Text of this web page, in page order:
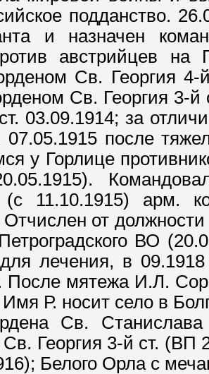
подданство.
и назначен
австрийцев
Св. Георгия
Св. Георгия 3-
03.09.1914; за
после
у Горлице
(с 11.10.1915) арм.
от
ВО
лечения, в
После мятежа И.Л.
Имя Р. носит село в
Св.
Св. Георгия 3-й ст.
Белого Орла с